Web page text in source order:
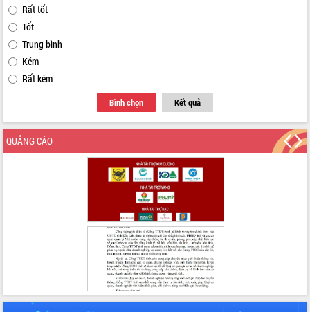
Rất tốt
Tốt
Trung bình
Kém
Rất kém
Bình chọn Kết quả
QUẢNG CÁO